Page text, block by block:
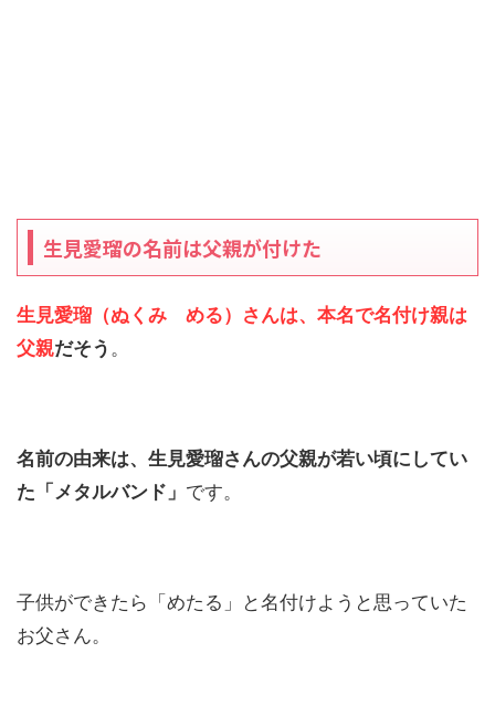
生見愛瑠の名前は父親が付けた
生見愛瑠（ぬくみ める）さんは、本名で名付け親は
父親だそう 。
名前の由来は、生見愛瑠さんの父親が若い頃にしてい
た「メタルバンド」 です。
子供ができたら「めたる」と名付けようと思っていた
お父さん。